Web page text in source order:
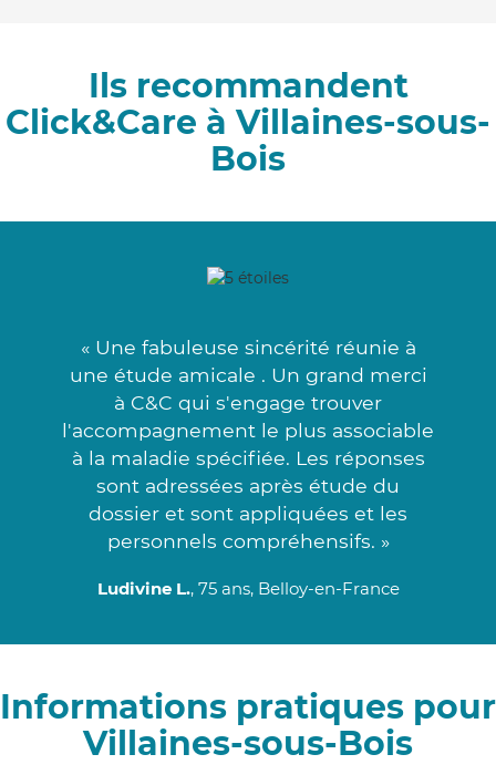
Ils recommandent
Click&Care à Villaines-sous-
Bois
« Une fabuleuse sincérité réunie à
une étude amicale . Un grand merci
à C&C qui s'engage trouver
l'accompagnement le plus associable
à la maladie spécifiée. Les réponses
sont adressées après étude du
dossier et sont appliquées et les
personnels compréhensifs. »
Ludivine L., 75 ans, Belloy-en-France
Informations pratiques pour
Villaines-sous-Bois